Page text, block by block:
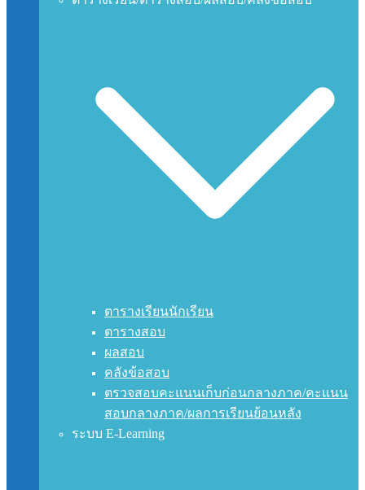
ตารางเรียนนักเรียน
ตารางสอบ
ผลสอบ
คลังข้อสอบ
ตรวจสอบคะแนนเก็บก่อนกลางภาค/คะแนน
สอบกลางภาค/ผลการเรียนย้อนหลัง
ระบบ E-Learning